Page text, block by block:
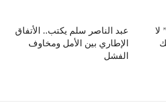
عبد الناصر سلم يكتب.. الأتفاق
الإطاري بين الأمل ومخاوف
الفشل